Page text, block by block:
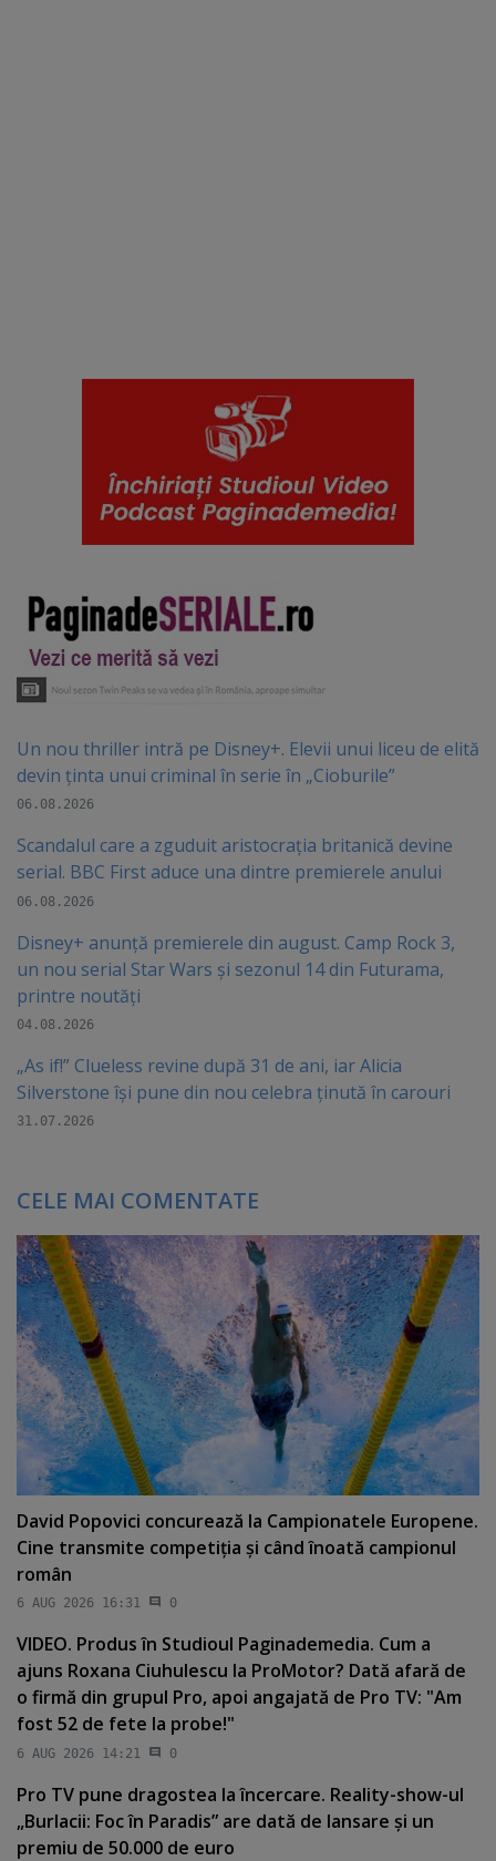
Un nou thriller intră pe Disney+. Elevii unui liceu de elită
devin ținta unui criminal în serie în „Cioburile”
06.08.2026
Scandalul care a zguduit aristocrația britanică devine
serial. BBC First aduce una dintre premierele anului
06.08.2026
Disney+ anunță premierele din august. Camp Rock 3,
un nou serial Star Wars și sezonul 14 din Futurama,
printre noutăți
04.08.2026
„As if!” Clueless revine după 31 de ani, iar Alicia
Silverstone își pune din nou celebra ținută în carouri
31.07.2026
CELE MAI COMENTATE
David Popovici concurează la Campionatele Europene.
Cine transmite competiţia şi când înoată campionul
român
6 AUG 2026 16:31 0
VIDEO. Produs în Studioul Paginademedia. Cum a
ajuns Roxana Ciuhulescu la ProMotor? Dată afară de
o firmă din grupul Pro, apoi angajată de Pro TV: "Am
fost 52 de fete la probe!"
6 AUG 2026 14:21 0
Pro TV pune dragostea la încercare. Reality-show-ul
„Burlacii: Foc în Paradis” are dată de lansare şi un
premiu de 50.000 de euro